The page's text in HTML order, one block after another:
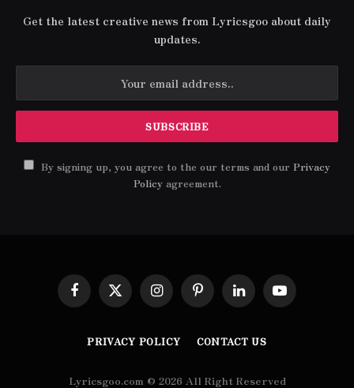
Get the latest creative news from Lyricsgoo about daily
updates.
By signing up, you agree to the our terms and our Privacy
Policyagreement.
Facebook
X
(Twitter)
InstagramPinterestLinkedInYouTube
PRIVACY POLICY CONTACT US
Lyricsgoo.com © 2026 All Right Reserved